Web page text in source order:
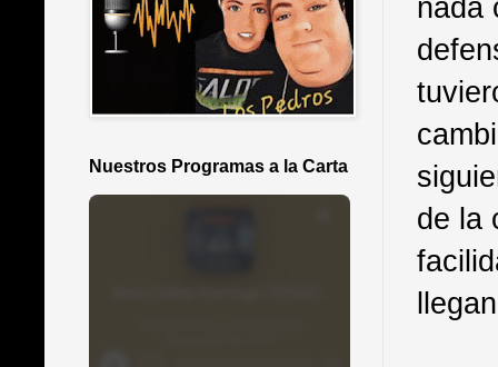
de la
Nuestros Programas a la Carta